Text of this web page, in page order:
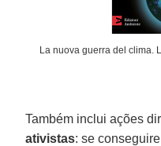
La nuova guerra del clima.
Também inclui ações
ativistas: se